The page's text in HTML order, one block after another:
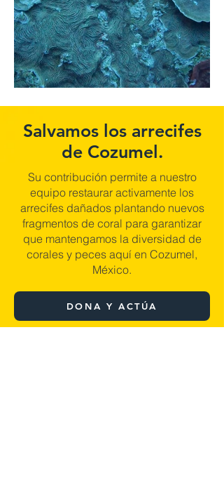
Salvamos los arrecifes
de Cozumel.
Su contribución permite a nuestro
equipo restaurar activamente los
arrecifes dañados plantando nuevos
fragmentos de coral para garantizar
que mantengamos la diversidad de
corales y peces aquí en Cozumel,
México.
DONA Y ACTÚA